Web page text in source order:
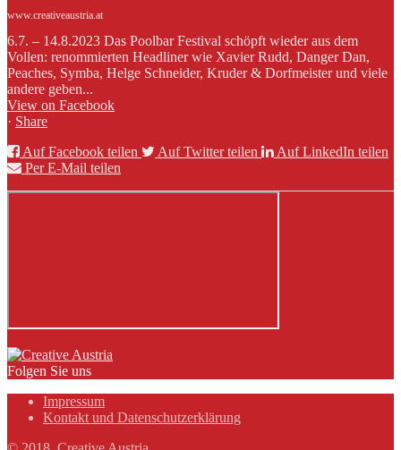
www.creativeaustria.at
6.7. – 14.8.2023 Das Poolbar Festival schöpft wieder aus dem
Vollen: renommierten Headliner wie Xavier Rudd, Danger Dan,
Peaches, Symba, Helge Schneider, Kruder & Dorfmeister und viele
andere geben...
View on Facebook
· Share
Auf Facebook teilen
Auf Twitter teilen
Auf LinkedIn teilen
Per E-Mail teilen
Folgen Sie uns
Impressum
Kontakt und Datenschutzerklärung